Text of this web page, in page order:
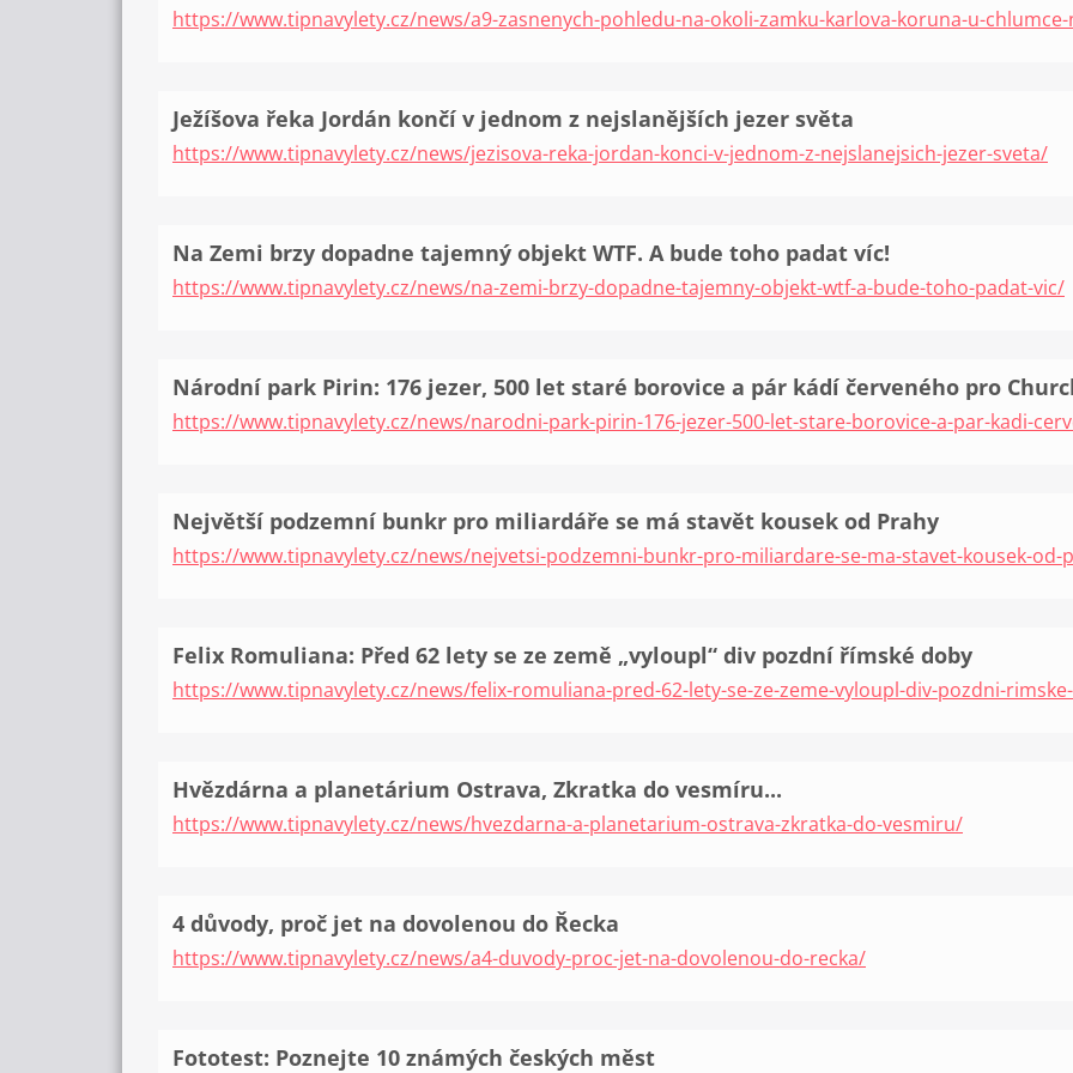
https://www.tipnavylety.cz/news/a9-zasnenych-pohledu-na-okoli-zamku-karlova-koruna-u-
Ježíšova řeka Jordán končí v jednom z nejslanějších jezer světa
https://www.tipnavylety.cz/news/jezisova-reka-jordan-konci-v-jednom-z-nejslanejsich-jezer-sveta/
Na Zemi brzy dopadne tajemný objekt WTF. A bude toho padat víc!
https://www.tipnavylety.cz/news/na-zemi-brzy-dopadne-tajemny-objekt-wtf-a-bude-toho-padat-vic/
Národní park Pirin: 176 jezer, 500 let staré borovice a pár kádí červeného pro
https://www.tipnavylety.cz/news/narodni-park-pirin-176-jezer-500-let-stare-borovice-a-par-kadi-
Největší podzemní bunkr pro miliardáře se má stavět kousek od Prahy
https://www.tipnavylety.cz/news/nejvetsi-podzemni-bunkr-pro-miliardare-se-ma-stavet-kousek-od-
Felix Romuliana: Před 62 lety se ze země „vyloupl“ div pozdní římské doby
https://www.tipnavylety.cz/news/felix-romuliana-pred-62-lety-se-ze-zeme-vyloupl-div-pozdni-
Hvězdárna a planetárium Ostrava, Zkratka do vesmíru...
https://www.tipnavylety.cz/news/hvezdarna-a-planetarium-ostrava-zkratka-do-vesmiru/
4 důvody, proč jet na dovolenou do Řecka
https://www.tipnavylety.cz/news/a4-duvody-proc-jet-na-dovolenou-do-recka/
Fototest: Poznejte 10 známých českých měst